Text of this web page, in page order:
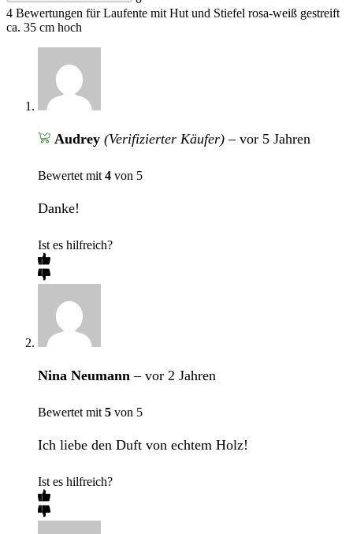
4 Bewertungen fürLaufente mit Hut und Stiefel rosa-weiß gestreift
ca. 35 cm hoch
Audrey (Verifizierter Käufer) – vor 5 Jahren
Bewertet mit 4 von 5
Danke!
Ist es hilfreich?
Nina Neumann– vor 2 Jahren
Bewertet mit 5 von 5
Ich liebe den Duft von echtem Holz!
Ist es hilfreich?